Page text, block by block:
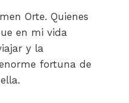
Orte. Quienes
en mi vida
y la
fortuna de